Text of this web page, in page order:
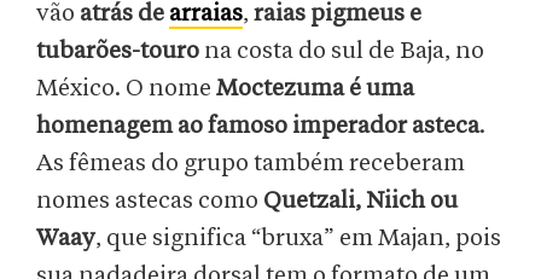
vão atrás de arraias, raias pigmeus e
tubarões-touro na costa do sul de Baja, no
México. O nome Moctezuma é uma
homenagem ao famoso imperador asteca.
As fêmeas do grupo também receberam
nomes astecas como Quetzali, Niich ou
Waay, que significa “bruxa” em Majan, pois